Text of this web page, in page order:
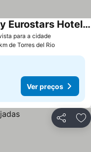
para a cidade
Áurea Palacio de Correos by Eurostars Hotel Company
de Torres del Rio
Ver preços
Partilhar